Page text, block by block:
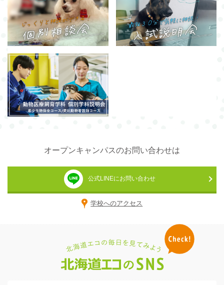
オープンキャンパスのお問い合わせは
公式LINEにお問い合わせ
学校へのアクセス